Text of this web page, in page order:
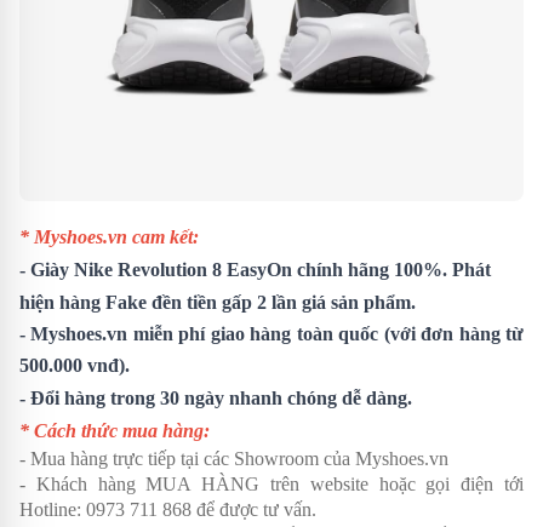
* Myshoes.vn cam kết:
- Giày Nike Revolution 8 EasyOn chính hãng 100%. Phát
hiện hàng Fake đền tiền gấp 2 lần giá sản phẩm.
- Myshoes.vn miễn phí giao hàng toàn quốc (với đơn hàng từ
500.000 vnđ).
- Đổi hàng trong 30 ngày nhanh chóng dễ dàng.
* Cách thức mua hàng:
- Mua hàng trực tiếp tại các Showroom của Myshoes.vn
- Khách hàng MUA HÀNG trên website hoặc gọi điện tới
Hotline: 0973 711 868 để được tư vấn.